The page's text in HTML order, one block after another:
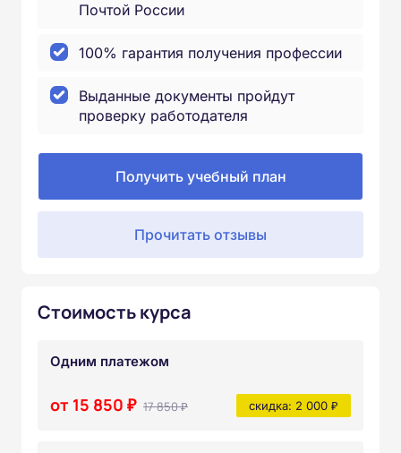
Почтой России
100% гарантия получения профессии
Выданные документы пройдут
проверку работодателя
Получить учебный план
Прочитать отзывы
Стоимость курса
Одним платежом
от 15 850 ₽ 17 850 ₽ скидка: 2 000 ₽